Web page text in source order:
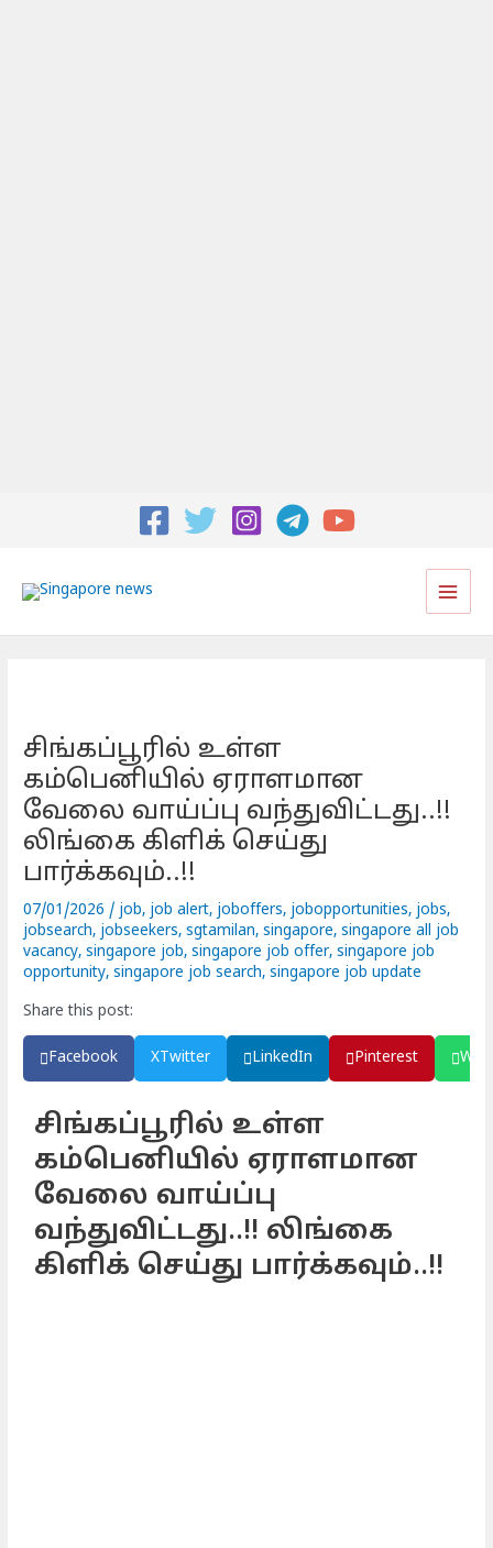
Main
சிங்கப்பூரில் உள்ள
கம்பெனியில் ஏராளமான
வேலை வாய்ப்பு வந்துவிட்டது..!!
லிங்கை கிளிக் செய்து
பார்க்கவும்..!!
07/01/2026 / job, job alert, joboffers, jobopportunities, jobs,
jobsearch, jobseekers,sgtamilan,singapore,singapore all job
vacancy,singapore job,singapore job offer,singapore job
opportunity,singapore job search,singapore job update
Share this post:
Facebook XTwitter LinkedIn Pinterest
சிங்கப்பூரில் உள்ள
கம்பெனியில் ஏராளமான
வேலை வாய்ப்பு
வந்துவிட்டது..!! லிங்கை
கிளிக் செய்து பார்க்கவும்..!!